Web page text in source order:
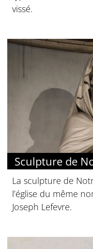
vissé.
Sculpture de
La sculpture de
l’église du même
Joseph Lefevre.